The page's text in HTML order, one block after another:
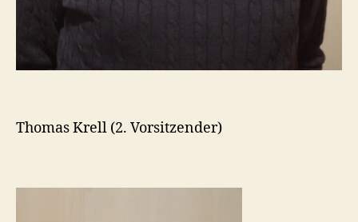
Thomas Krell (2. Vorsitzender)